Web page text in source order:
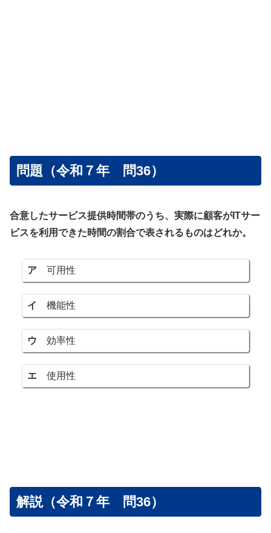
問題（令和７年 問36）
合意したサービス提供時間帯のうち、実際に顧客がITサー
ビスを利用できた時間の割合で表されるものはどれか。
ア 可用性
イ 機能性
ウ 効率性
エ 使用性
解説（令和７年 問36）